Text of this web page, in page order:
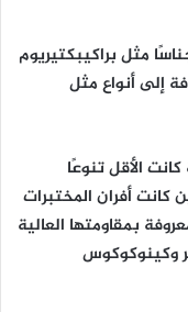
مثل براكيبكتيريوم
إلى أنواع مثل
الأقل تنوعًا
أفران المختبرات
بمقاومتها العالية
وكينوكوكوس